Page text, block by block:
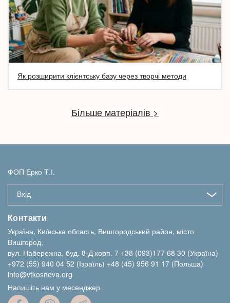
Як розширити клієнтську базу через творчі методи
Більше матеріалів >
ФОП Ерко Т.І.
Вхід
Контакти
Україна, Київська область, Вишгородський район, місто
Вишгород,
вул. Набережна, буд. 8-Д корп. 7 +38 (093)177 68 30 (Україна)
+972 (55) 940 04 52 (Ізраїль) +48 (45) 956 91 17 (Польша)
info@vtkosnova.org
Напишіть нам у месенджер